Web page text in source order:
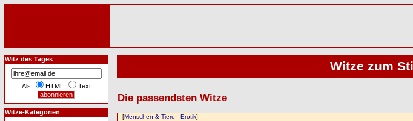
Witze zum
Die passendsten Witze
[Menschen & Tiere - Erotik]
Witz des Tages
Als HTML Text
Witze-Kategorien